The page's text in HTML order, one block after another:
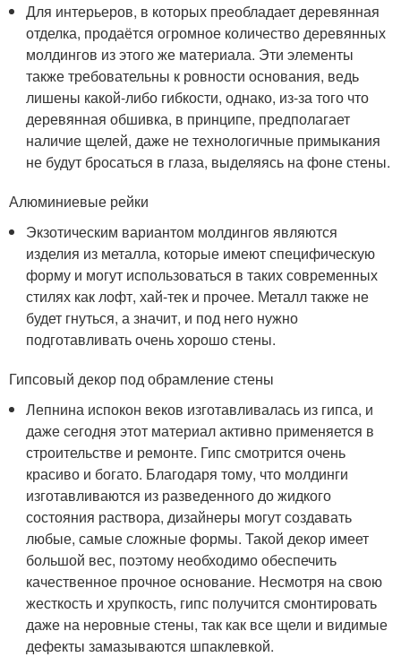
Для интерьеров, в которых преобладает деревянная
отделка, продаётся огромное количество деревянных
молдингов из этого же материала. Эти элементы
также требовательны к ровности основания, ведь
лишены какой-либо гибкости, однако, из-за того что
деревянная обшивка, в принципе, предполагает
наличие щелей, даже не технологичные примыкания
не будут бросаться в глаза, выделяясь на фоне стены.
Алюминиевые рейки
Экзотическим вариантом молдингов являются
изделия из металла, которые имеют специфическую
форму и могут использоваться в таких современных
стилях как лофт, хай-тек и прочее. Металл также не
будет гнуться, а значит, и под него нужно
подготавливать очень хорошо стены.
Гипсовый декор под обрамление стены
Лепнина испокон веков изготавливалась из гипса, и
даже сегодня этот материал активно применяется в
строительстве и ремонте. Гипс смотрится очень
красиво и богато. Благодаря тому, что молдинги
изготавливаются из разведенного до жидкого
состояния раствора, дизайнеры могут создавать
любые, самые сложные формы. Такой декор имеет
большой вес, поэтому необходимо обеспечить
качественное прочное основание. Несмотря на свою
жесткость и хрупкость, гипс получится смонтировать
даже на неровные стены, так как все щели и видимые
дефекты замазываются шпаклевкой.